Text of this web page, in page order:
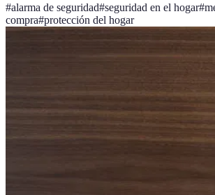
#alarma de seguridad#seguridad en el hogar#
compra#protección del hogar